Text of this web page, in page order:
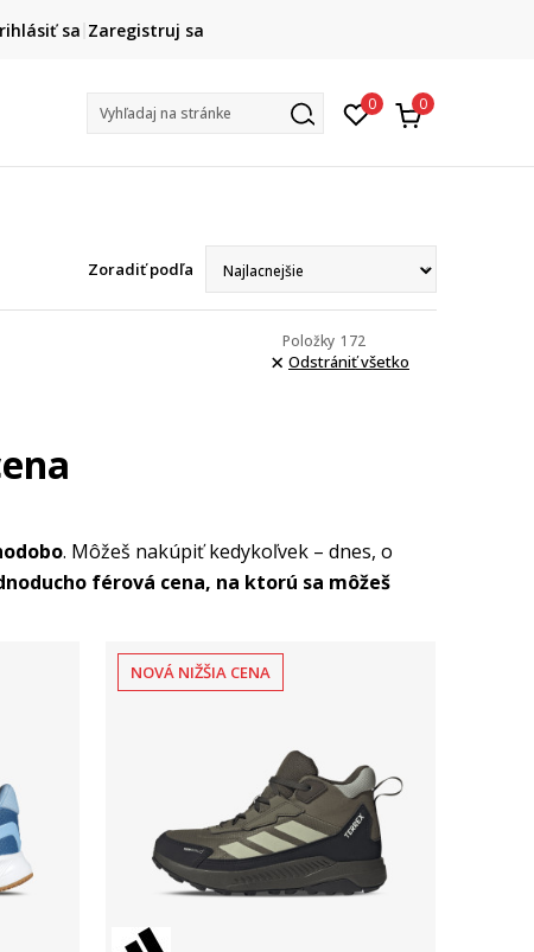
HAPPY HOURS -20 %
Na vybrané nezľavnené kúsky. Len do 9. 8.
sa Zaregistruj sa
Vyhľadaj na stránke 0 0
Zoradiť podľa
172
Položky
Odstrániť všetko
. Môžeš nakúpiť kedykoľvek – dnes, o
férová cena, na ktorú sa môžeš
Porovnaj
NOVÁ NIŽŠIA CENA